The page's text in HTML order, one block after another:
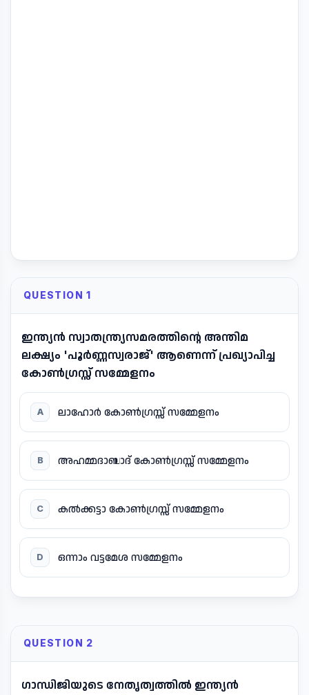
QUESTION 1
ഇന്ത്യൻ സ്വാതന്ത്ര്യസമരത്തിന്റെ അന്തിമ
ലക്ഷ്യം 'പൂർണ്ണസ്വരാജ്' ആണെന്ന് പ്രഖ്യാപിച്ച
കോൺഗ്രസ്സ് സമ്മേളനം
A ലാഹോർ കോൺഗ്രസ്സ് സമ്മേളനം
B അഹമ്മദാബാദ് കോൺഗ്രസ്സ് സമ്മേളനം
C കൽക്കട്ടാ കോൺഗ്രസ്സ് സമ്മേളനം
D ഒന്നാം വട്ടമേശ സമ്മേളനം
QUESTION 2
ഗാന്ധിജിയുടെ നേതൃത്വത്തിൽ ഇന്ത്യൻ